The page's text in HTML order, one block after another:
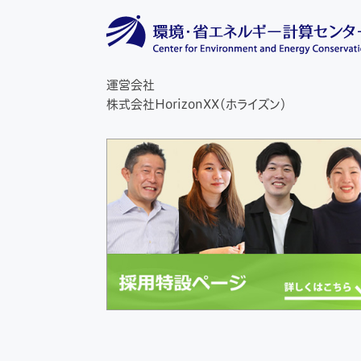
運営会社
株式会社HorizonXX（ホライズン）